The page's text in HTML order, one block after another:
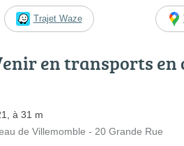
Trajet Waze
en transports en
à 31 m
de Villemomble - 20 Grande Rue